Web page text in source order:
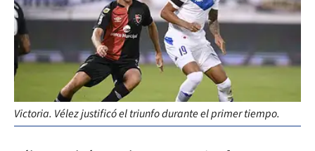
Victoria. Vélez justificó el triunfo durante el primer tiempo.